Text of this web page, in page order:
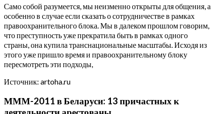
Само собой разумеется, мы неизменно открыты для общения, а
особенно в случае если сказать о сотрудничестве в рамках
правоохранительного блока. Мы в далеком прошлом говорим,
что преступность уже прекратила быть в рамках одного
страны, она купила транснациональные масштабы. Исходя из
этого уже пришло время и правоохранительному блоку
пересмотреть эти подходы,
Источник: artoha.ru
МММ-2011 в Беларуси: 13 причастных к